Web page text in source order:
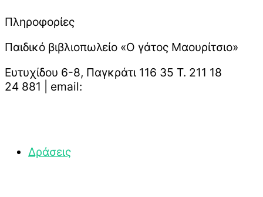
Πληροφορίες
Παιδικό βιβλιοπωλείο «Ο γάτος Μαουρίτσιο»
Ευτυχίδου 6-8, Παγκράτι 116 35 Τ. 211 18
24 881 | email:
Δράσεις